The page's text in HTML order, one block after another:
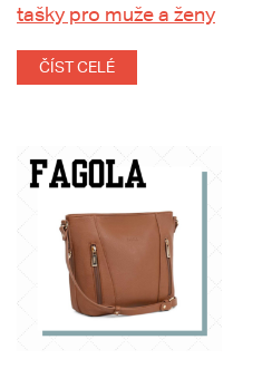
tašky pro muže a ženy
ČÍST CELÉ